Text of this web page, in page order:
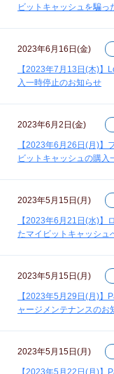
ビットキャッシュを騙
2023年6月16日(金)
【2023年7月13日(木)】
入一時停止のお知らせ
2023年6月2日(金)
【2023年6月26日(月)】
ビットキャッシュの購入
2023年5月15日(月)
【2023年6月21日(水)】
たマイビットキャッシュ
2023年5月15日(月)
【2023年5月29日(月)】
ャージメンテナンスのお
2023年5月15日(月)
【2023年5月22日(月)】